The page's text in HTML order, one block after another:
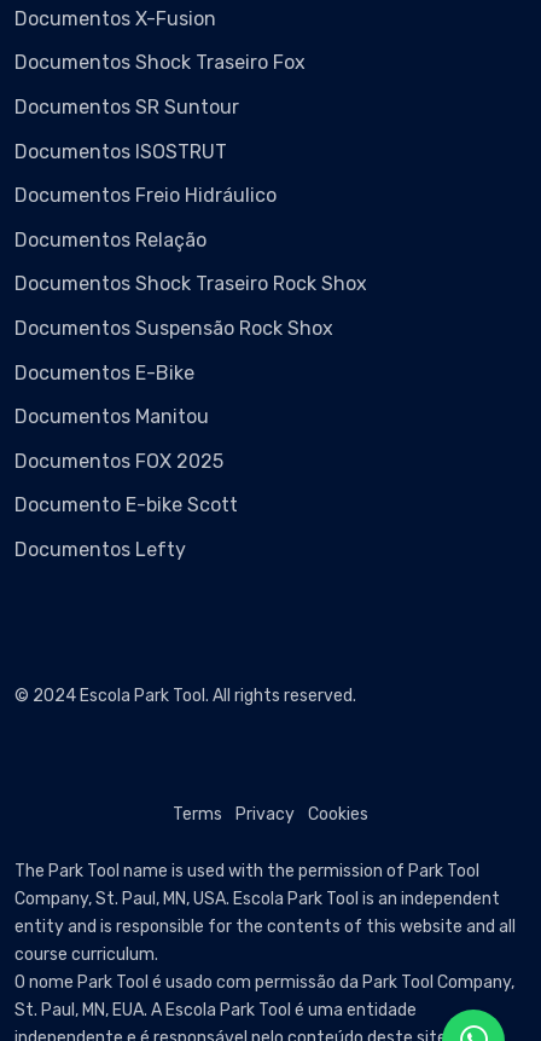
Documentos X-Fusion
Documentos Shock Traseiro Fox
Documentos SR Suntour
Documentos ISOSTRUT
Documentos Freio Hidráulico
Documentos Relação
Documentos Shock Traseiro Rock Shox
Documentos Suspensão Rock Shox
Documentos E-Bike
Documentos Manitou
Documentos FOX 2025
Documento E-bike Scott
Documentos Lefty
© 2024 Escola Park Tool. All rights reserved.
Terms Privacy Cookies
The Park Tool name is used with the permission of Park Tool
Company, St. Paul, MN, USA. Escola Park Tool is an independent
entity and is responsible for the contents of this website and all
course curriculum.
O nome Park Tool é usado com permissão da Park Tool Company,
St. Paul, MN, EUA. A Escola Park Tool é uma entidade